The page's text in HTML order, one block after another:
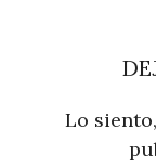
Lo